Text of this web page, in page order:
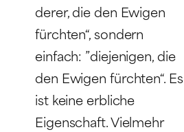
derer, die den Ewigen
fürchten“, sondern
einfach: ”diejenigen, die
den Ewigen fürchten“. Es
ist keine erbliche
Eigenschaft. Vielmehr